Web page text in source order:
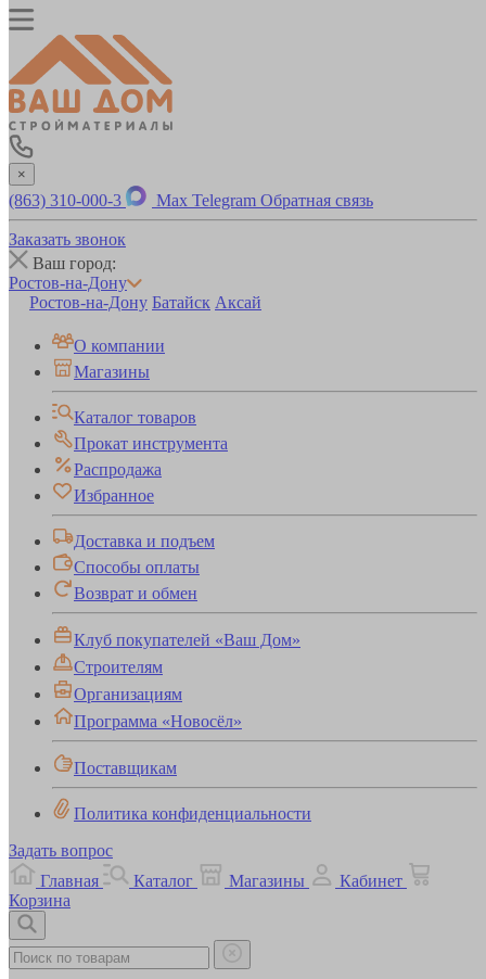
×
(863) 310-000-3 Max Telegram Обратная связь
Заказать звонок
Ваш город:
Ростов-на-Дону
Ростов-на-Дону Батайск Аксай
О компании
Магазины
Каталог товаров
Прокат инструмента
Распродажа
Избранное
Доставка и подъем
Способы оплаты
Возврат и обмен
Клуб покупателей «Ваш Дом»
Строителям
Организациям
Программа «Новосёл»
Поставщикам
Политика конфиденциальности
Задать вопрос
Главная
Каталог Магазины
Кабинет
Корзина